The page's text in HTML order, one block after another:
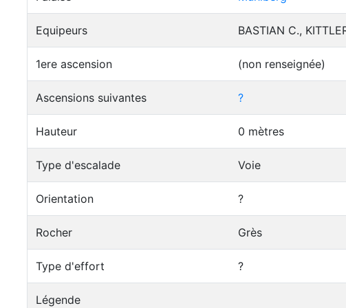
Equipeurs BASTIAN C.,
1ere ascension (non renseignée)
Ascensions suivantes ?
Hauteur 0 mètres
Type d'escalade Voie
Orientation ?
Rocher Grès
Type d'effort ?
Légende